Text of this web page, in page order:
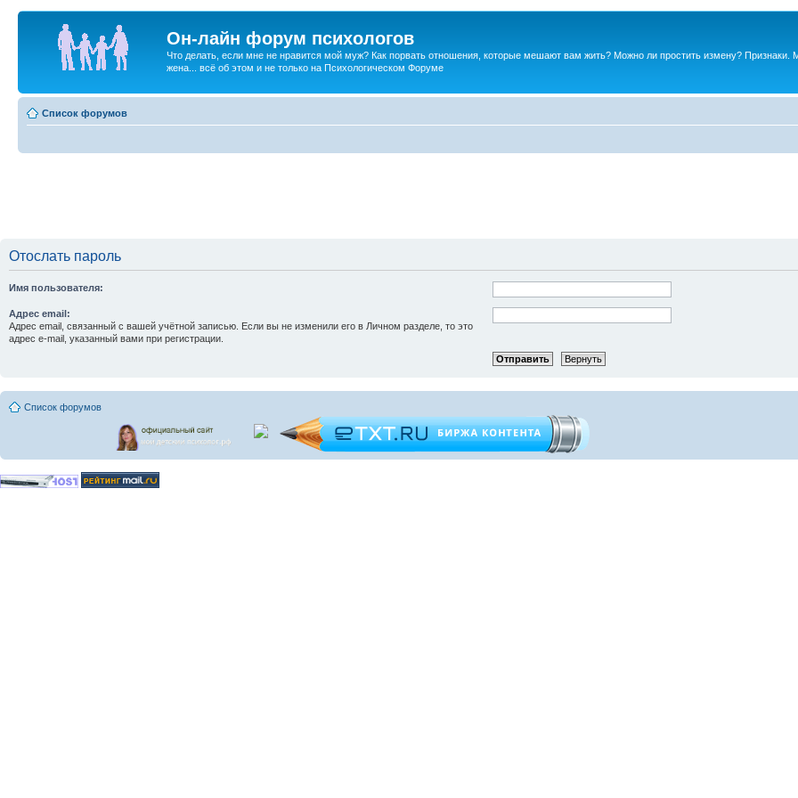
Он-лайн форум психологов
Что делать, если мне не нравится мой муж? Как порвать отношения, которые мешают вам жить? Можно ли простить измену? Признаки.
жена... всё об этом и не только на Психологическом Форуме
Список форумов
Отослать пароль
Имя пользователя:
Адрес email:
Адрес email, связанный с вашей учётной записью. Если вы не изменили его в Личном разделе, то это
адрес e-mail, указанный вами при регистрации.
Список форумов